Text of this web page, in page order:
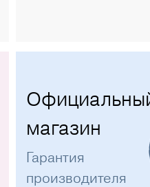
магазин
Гарантия
производителя